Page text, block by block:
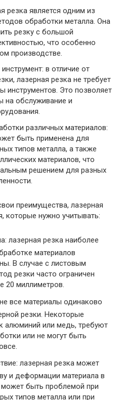
резка является одним из
обработки металла. Она
резку с большой
что особенно
производстве.
в отличие от
лазерная резка не требует
инструментов. Это позволяет
на обслуживание и
различных материалов:
быть применена для
типов металла, а также
материалов, что
решением для разных
преимущества, лазерная
которые нужно учитывать:
лазерная резка наиболее
материалов
В случае с листовым
резки часто ограничен
20 миллиметров.
все материалы одинаково
резки. Некоторые
алюминий или медь, требуют
или не могут быть
лазерная резка может
и деформации материала в
быть проблемой при
типов металла или при